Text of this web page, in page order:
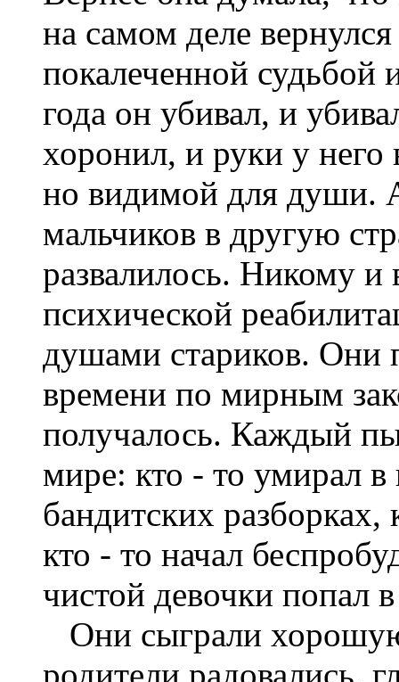
на самом деле
покалеченной судьбой
года он убивал, и
хоронил, и руки у него
но видимой для души.
мальчиков в другую
развалилось. Никому и
психической
душами стариков. Они
времени по мирным
получалось. Каждый
мире: кто - то умирал в
бандитских разборках,
кто - то начал
чистой девочки попал
Они сыграли